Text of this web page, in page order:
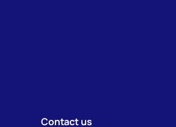
Contact us